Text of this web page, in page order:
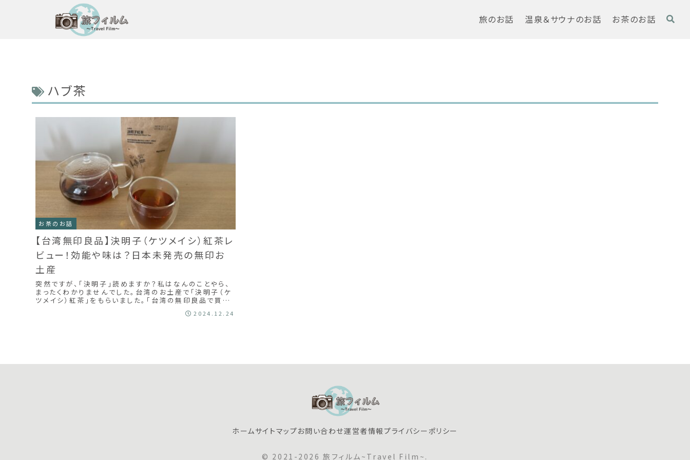
旅のお話 温泉＆サウナのお話 お茶のお話
ハブ茶
お茶のお話
【台湾無印良品】決明子（ケツメイシ）紅茶レ
ビュー！効能や味は？日本未発売の無印お
土産
突然ですが、「決明子」読めますか？私はなんのことやら、
まったくわかりませんでした。台湾のお土産で「決明子（ケ
ツメイシ）紅茶」をもらいました。「台湾の無印良品で買っ
2024.12.24
ホームサイトマップお問い合わせ運営者情報プライバシーポリシー
© 2021-2026 旅フィルム~Travel Film~.